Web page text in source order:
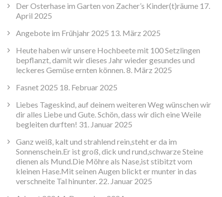
Der Osterhase im Garten von Zacher’s Kinder(t)räume 17.
April 2025
Angebote im Frühjahr 2025 13. März 2025
Heute haben wir unsere Hochbeete mit 100 Setzlingen
bepflanzt, damit wir dieses Jahr wieder gesundes und
leckeres Gemüse ernten können. 8. März 2025
Fasnet 2025 18. Februar 2025
Liebes Tageskind, auf deinem weiteren Weg wünschen wir
dir alles Liebe und Gute. Schön, dass wir dich eine Weile
begleiten durften! 31. Januar 2025
Ganz weiß, kalt und strahlend rein,steht er da im
Sonnenschein.Er ist groß, dick und rund,schwarze Steine
dienen als Mund.Die Möhre als Nase,ist stibitzt vom
kleinen Hase.Mit seinen Augen blickt er munter in das
verschneite Tal hinunter. 22. Januar 2025